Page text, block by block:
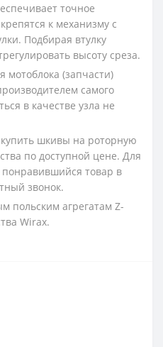
точное
к механизму с
Подбирая втулку
высоту среза.
мотоблока (запчасти)
самого
в качестве узла не
шкивы на роторную
по доступной цене. Для
понравившийся товар в
звонок.
польским агрегатам Z-
Wirax.